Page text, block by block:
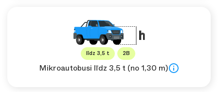
līdz 3,5 t 2B
Mikroautobusi līdz 3,5 t (no 1,30 m)